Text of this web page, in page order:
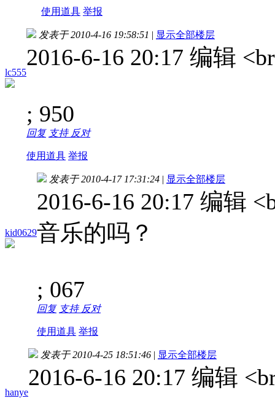
使用道具 举报
lc555
发表于 2010-4-16 19:58:51 | 显示全部楼层
2016-6-16 20:17 编辑
; 950
回复 支持 反对
使用道具 举报
kid0629
发表于 2010-4-17 17:31:24 | 显示全部楼层
2016-6-16 20:17 编辑
音乐的吗？
; 067
回复 支持 反对
使用道具 举报
hanye
发表于 2010-4-25 18:51:46 | 显示全部楼层
2016-6-16 20:17 编辑